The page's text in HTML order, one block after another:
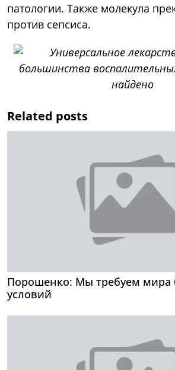
патологии. Также молекула
против сепсиса.
Related posts
Порошенко: Мы требуем мира
условий